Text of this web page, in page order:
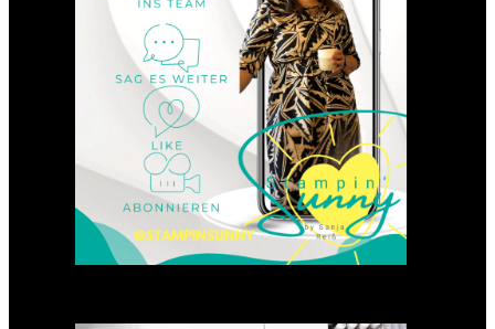
23. Januar 2025